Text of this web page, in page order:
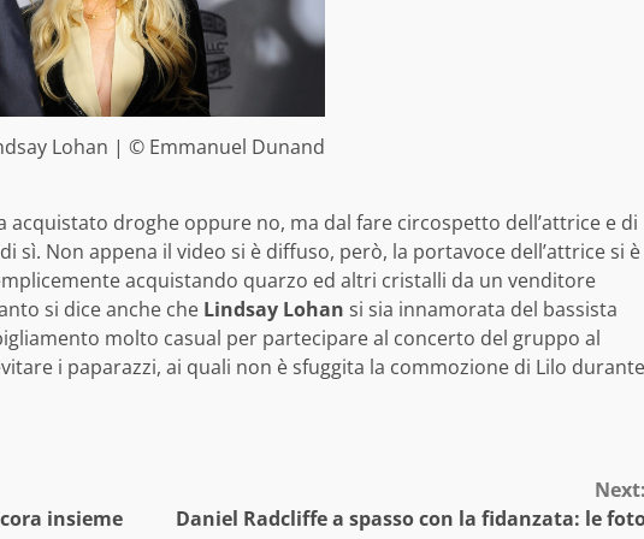
Lohan | © Emmanuel Dunand
acquistato droghe oppure no, ma dal fare circospetto dell’attrice e di
sì. Non appena il video si è diffuso, però, la portavoce dell’attrice si è
acquistando quarzo ed altri cristalli da un venditore
si dice anche che Lindsay Lohan si sia innamorata del bassista
molto casual per partecipare al concerto del gruppo al
i paparazzi, ai quali non è sfuggita la commozione di Lilo durante
insieme
Next:
Daniel Radcliffe a spasso con la fidanzata: le